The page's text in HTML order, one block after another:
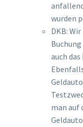
wurden
DKB:
auch
man auf